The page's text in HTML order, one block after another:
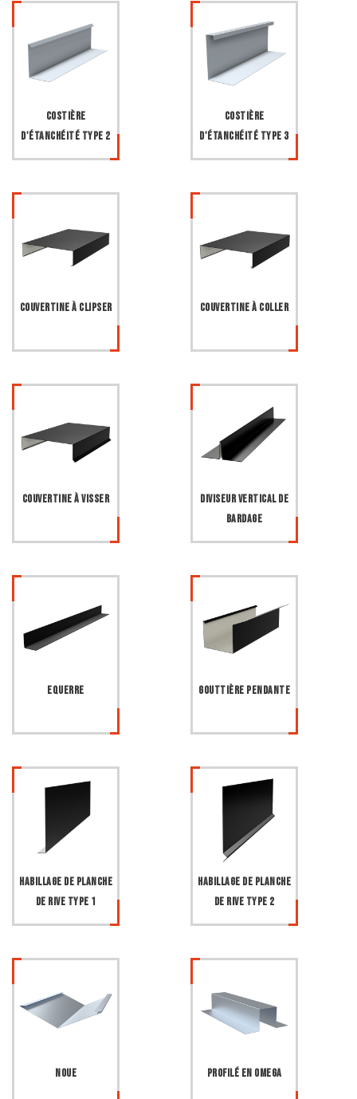
Costière
d'étanchéité type 2
Costière
d'étanchéité type 3
Couvertine à clipser Couvertine à coller
Couvertine à visser
Diviseur vertical de
bardage
Equerre Gouttière pendante
Habillage de planche
de rive type 1
Habillage de planche
de rive type 2
Noue Profilé en Omega